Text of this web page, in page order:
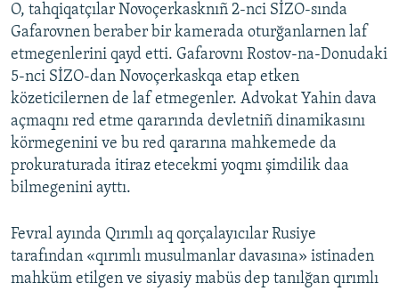
O, tahqiqatçılar Novoçerkasknıñ 2-nci SİZO-sında
Gafarovnen beraber bir kamerada oturğanlarnen laf
etmegenlerini qayd etti. Gafarovnı Rostov-na-Donudaki
5-nci SİZO-dan Novoçerkaskqa etap etken
közeticilernen de laf etmegenler. Advokat Yahin dava
açmaqnı red etme qararında devletniñ dinamikasını
körmegenini ve bu red qararına mahkemede da
prokuraturada itiraz etecekmi yoqmı şimdilik daa
bilmegenini ayttı.
Fevral ayında Qırımlı aq qorçalayıcılar Rusiye
tarafından «qırımlı musulmanlar davasına» istinaden
mahküm etilgen ve siyasiy mabüs dep tanılğan qırımlı